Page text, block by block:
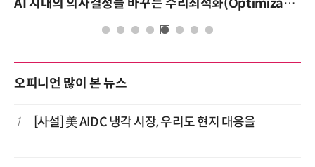
AI 시대의 의사결정을 바꾸는 수리최적화(Optimization): 실제 산업 적용 사례와 활용 전략
오피니언 많이 본 뉴스
1 [사설] 美 AIDC 냉각 시장, 우리도 현지 대응을